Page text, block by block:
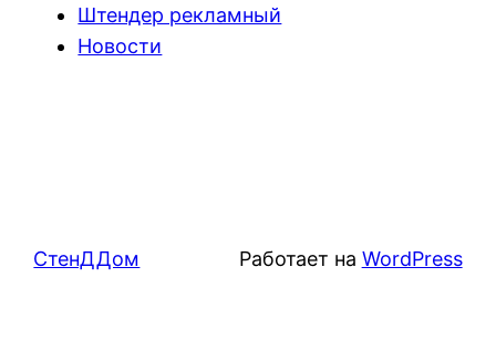
Штендер рекламный
Новости
СтенДДом Работает на WordPress